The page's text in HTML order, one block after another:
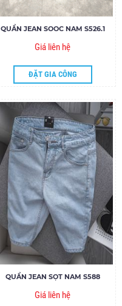
QUẦN JEAN SOOC NAM S526.1
Giá liên hệ
ĐẶT GIA CÔNG
QUẦN JEAN SỌT NAM S588
Giá liên hệ